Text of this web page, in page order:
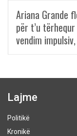
Ariana Grande
për t’u
vendim
Lajme
Politikë
Kronikë